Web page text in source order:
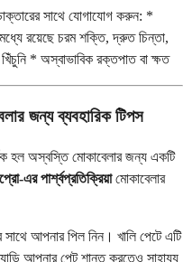
সাথে যোগাযোগ করুন: *
মধ্যে রয়েছে চরম শক্তি, দ্রুত চিন্তা,
* অস্বাভাবিক রক্তপাত বা ক্ষত
জন্য ব্যবহারিক টিপস
হল অস্বস্তি মোকাবেলার জন্য একটি
এর পার্শ্বপ্রতিক্রিয়ামোকাবেলার
সাথে আপনার পিল নিন। খালি পেটে এটি
আপনার পেট শান্ত করতেও সাহায্য